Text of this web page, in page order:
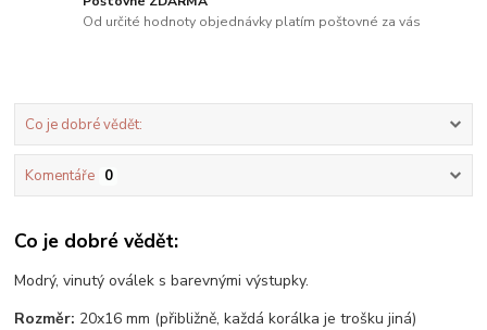
Od určité hodnoty objednávky platím poštovné za vás
Co je dobré vědět:
Komentáře 0
Co je dobré vědět:
Modrý, vinutý oválek s barevnými výstupky.
Rozměr: 20x16 mm (přibližně, každá korálka je trošku jiná)